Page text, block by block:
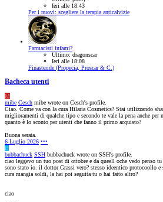
Ieri alle 18:43
Per i nuovi: scegliere la terapia anticalvizie
Farmacisti infami?
Ultimo: dragonscar
Ieri alle 18:08
Finasteride (Propecia, Proscar & C.)
Bacheca utenti
M
mibe Cesch mibe wrote on Cesch's profile.
Ciao. Come va con la cura Hilaria Cosmetics? Stai utilizzando
miglioramenti di qualche tipo e secondo te vale la pena anche per
quanto è lo sconto per utenti che fanno il primo acquisto?
Buona serata.
6 Luglio 2026 •••
B
bubbachuck SSH bubbachuck wrote on SSH's profile.
ciao leggevo un tuo post di ottobre e da queell oche vedo penso
sono stato io. il dottor Grassi vero? stesso ideentico protocoollo e
cura mangia soldi, la hai poi seguita tu o hai fatto altro?
ciao